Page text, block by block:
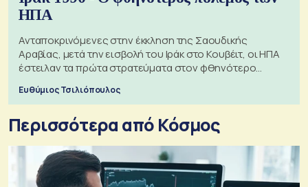
ΗΠΑ
Ανταποκρινόμενες στην έκκληση της Σαουδικής
Αραβίας, μετά την εισβολή του Ιράκ στο Κουβέιτ, οι ΗΠΑ
έστειλαν τα πρώτα στρατεύματα στον φθηνότερο
Ευθύμιος Τσιλιόπουλος
Περισσότερα από Κόσμος